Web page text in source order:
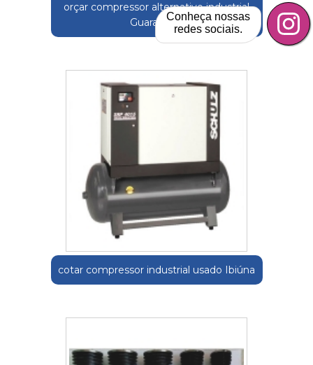
orçar compressor alternativo industrial
Guararema
cotar compressor industrial usado Ibiúna
Conheça nossas
redes sociais.